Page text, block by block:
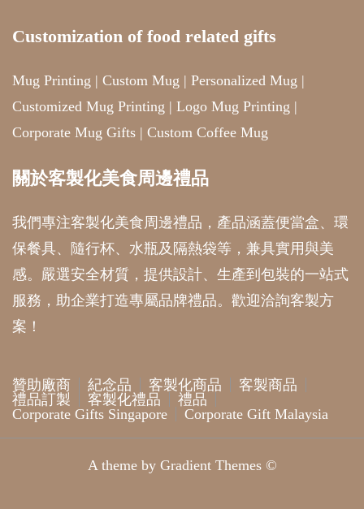
Customization of food related gifts
Mug Printing | Custom Mug | Personalized Mug |
Customized Mug Printing | Logo Mug Printing |
Corporate Mug Gifts | Custom Coffee Mug
關於客製化美食周邊禮品
我們專注客製化美食周邊禮品，產品涵蓋便當盒、環
保餐具、隨行杯、水瓶及隔熱袋等，兼具實用與美
感。嚴選安全材質，提供設計、生產到包裝的一站式
服務，助企業打造專屬品牌禮品。歡迎洽詢客製方
案！
贊助廠商 紀念品 客製化商品
客製商品
禮品訂製
客製化禮品
禮品
Corporate Gifts Singapore
Corporate Gift Malaysia
A theme by Gradient Themes ©